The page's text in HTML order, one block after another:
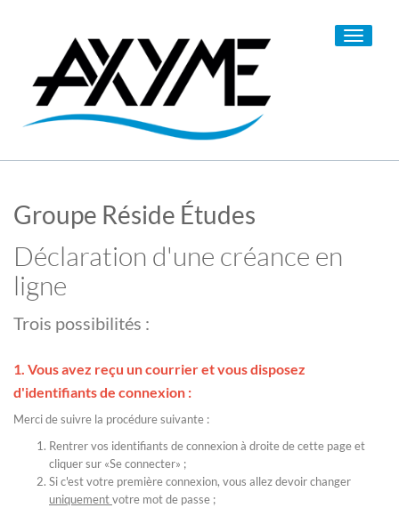
Toggle
Groupe Réside Études
Déclaration d'une créance en
ligne
Trois possibilités :
1. Vous avez reçu un courrier et vous disposez
d'identifiants de connexion :
Merci de suivre la procédure suivante :
Rentrer vos identifiants de connexion à droite de cette page et
cliquer sur «Se connecter» ;
Si c'est votre première connexion, vous allez devoir changer
uniquementvotre mot de passe ;